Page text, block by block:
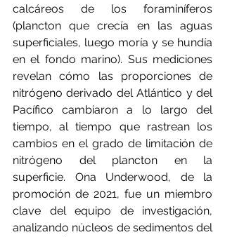
calcáreos de los foraminíferos
(plancton que crecía en las aguas
superficiales, luego moría y se hundía
en el fondo marino). Sus mediciones
revelan cómo las proporciones de
nitrógeno derivado del Atlántico y del
Pacífico cambiaron a lo largo del
tiempo, al tiempo que rastrean los
cambios en el grado de limitación de
nitrógeno del plancton en la
superficie. Ona Underwood, de la
promoción de 2021, fue un miembro
clave del equipo de investigación,
analizando núcleos de sedimentos del